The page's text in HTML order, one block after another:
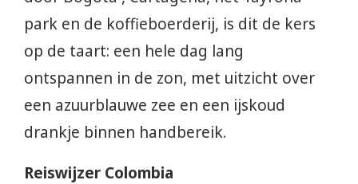
park en de koffieboerderij, is dit de kers
op de taart: een hele dag lang
ontspannen in de zon, met uitzicht over
een azuurblauwe zee en een ijskoud
drankje binnen handbereik.
Reiswijzer Colombia